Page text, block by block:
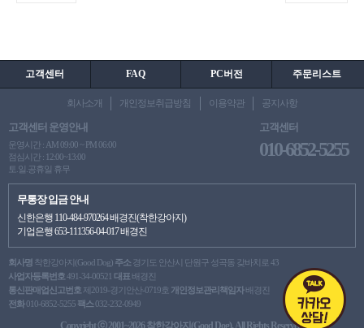
고객센터 FAQ PC버전 주문리스트
회사소개 개인정보취급방침 이용약관 공지사항
고객센터 운영안내
운영시간 : AM 09:00 ~ PM 06:00
점심시간 : 12:00~13:00
토.일.공휴일 휴무
고객센터
010-6852-5255
무통장 입금 안내
신한은행 110-484-970264 배경진(착한강아지)
기업은행 653-111356-04-017 배경진
회사명 착한강아지(Good Dog) 주소 경기도 안산시 단원구 성곡동 갖바치로 43
사업자등록번호491-34-00521 대표 배경진
통신판매업신고번호 제2019-경기안산-0719호 개인정보관리책임자배경진
전화010-6852-5255 팩스032-232-0949
Copyright ⓒ 2001~2026 착한강아지(Good Dog). All Rights Reserved.